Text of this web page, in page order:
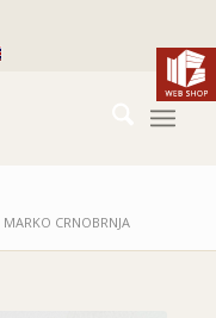
MARKO CRNOBRNJA